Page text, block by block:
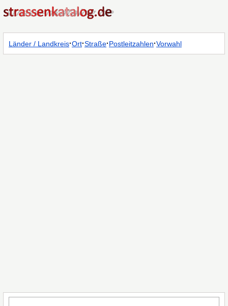
Länder / Landkreis·Ort·Straße·Postleitzahlen·Vorwahl